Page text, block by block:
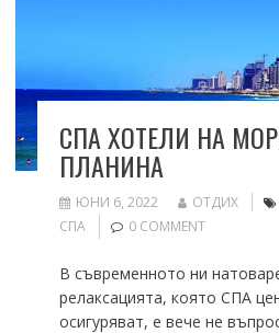
СПА ХОТЕЛИ НА
ПЛАНИНА
ЮНИ 6, 2022 ОТДИХ
СПА
0 COMMENT
В съвременното ни
релаксацията, която СПА
осигуряват, е вече не